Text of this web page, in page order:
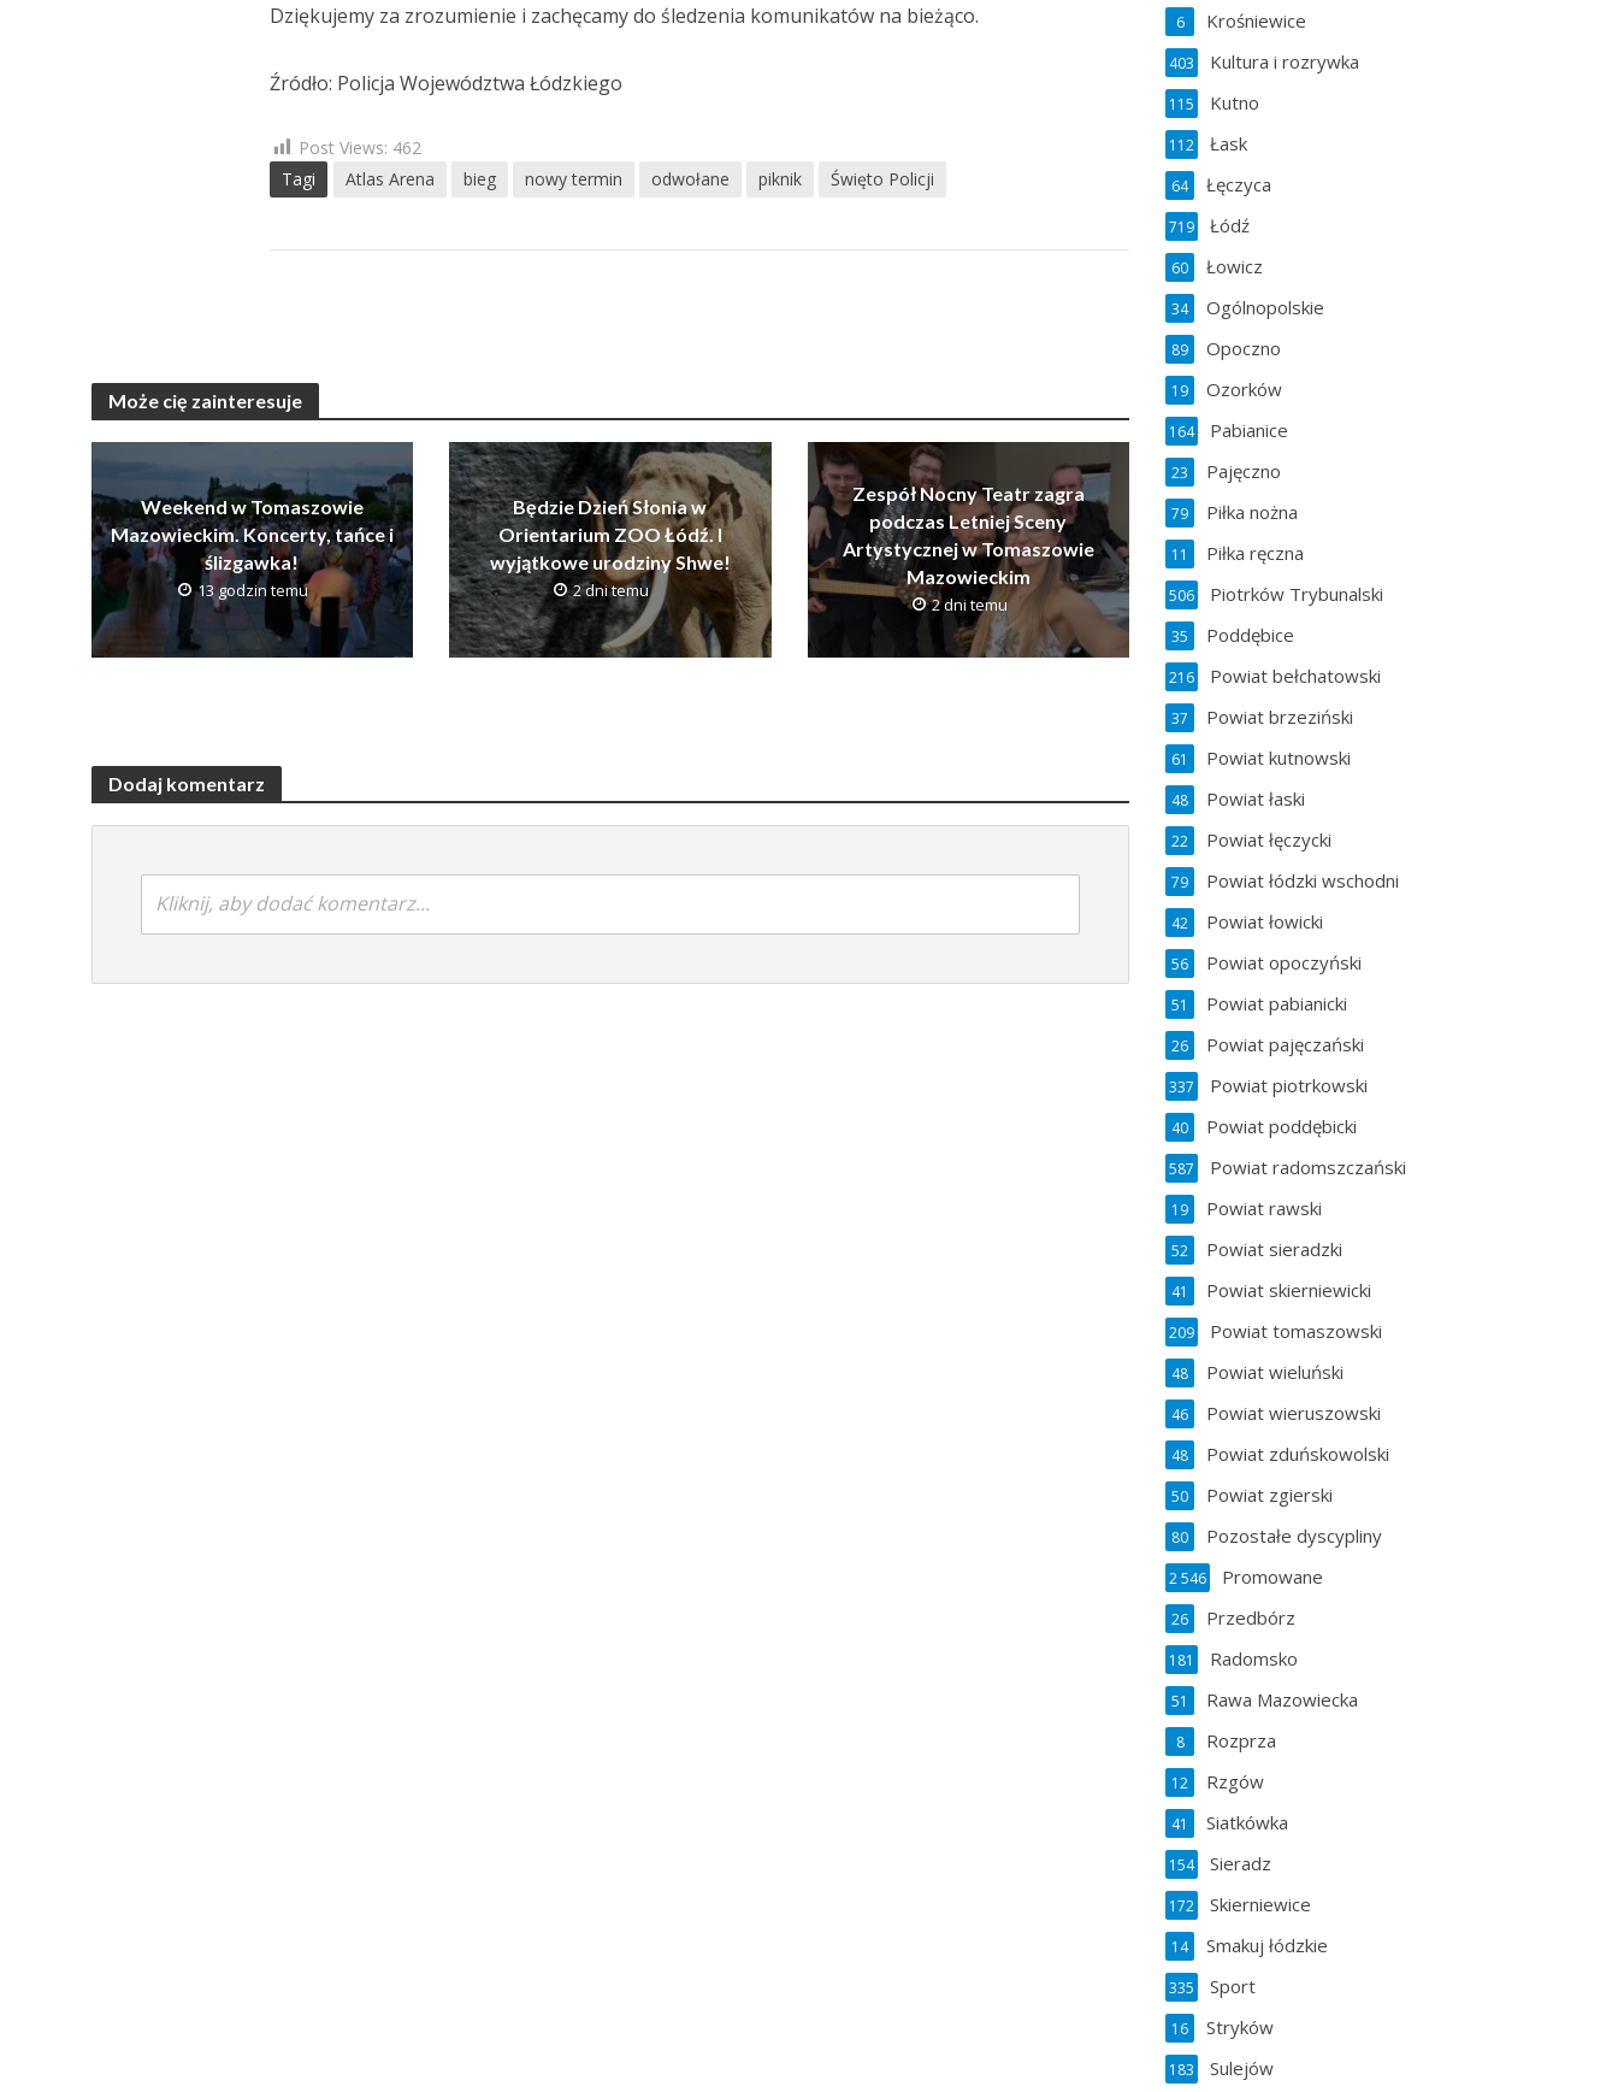
Dziękujemy za zrozumienie i zachęcamy do śledzenia komunikatów na bieżąco.
Źródło: Policja Województwa Łódzkiego
Post Views: 462
Tagi
Atlas Arena bieg nowy termin odwołane piknik Święto Policji
Może cię zainteresuje
Weekend w Tomaszowie
Mazowieckim. Koncerty, tańce i
ślizgawka!
13 godzin temu
Będzie Dzień Słonia w
Orientarium ZOO Łódź. I
wyjątkowe urodziny Shwe!
2 dni temu
Zespół Nocny Teatr zagra
podczas Letniej Sceny
Artystycznej w Tomaszowie
Mazowieckim
2 dni temu
Dodaj komentarz
Kliknij, aby dodać komentarz...
Krośniewice
6
Kultura i rozrywka
403
Kutno
115
Łask
112
Łęczyca
64
Łódź
719
Łowicz
60
Ogólnopolskie
34
Opoczno
89
Ozorków
19
Pabianice
164
Pajęczno
23
Piłka nożna
79
Piłka ręczna
11
Piotrków Trybunalski
506
Poddębice
35
Powiat bełchatowski
216
Powiat brzeziński
37
Powiat kutnowski
61
Powiat łaski
48
Powiat łęczycki
22
Powiat łódzki wschodni
79
Powiat łowicki
42
Powiat opoczyński
56
Powiat pabianicki
51
Powiat pajęczański
26
Powiat piotrkowski
337
Powiat poddębicki
40
Powiat radomszczański
587
Powiat rawski
19
Powiat sieradzki
52
Powiat skierniewicki
41
Powiat tomaszowski
209
Powiat wieluński
48
Powiat wieruszowski
46
Powiat zduńskowolski
48
Powiat zgierski
50
Pozostałe dyscypliny
80
Promowane
2 546
Przedbórz
26
Radomsko
181
Rawa Mazowiecka
51
Rozprza
8
Rzgów
12
Siatkówka
41
Sieradz
154
Skierniewice
172
Smakuj łódzkie
14
Sport
335
Stryków
16
Sulejów
183